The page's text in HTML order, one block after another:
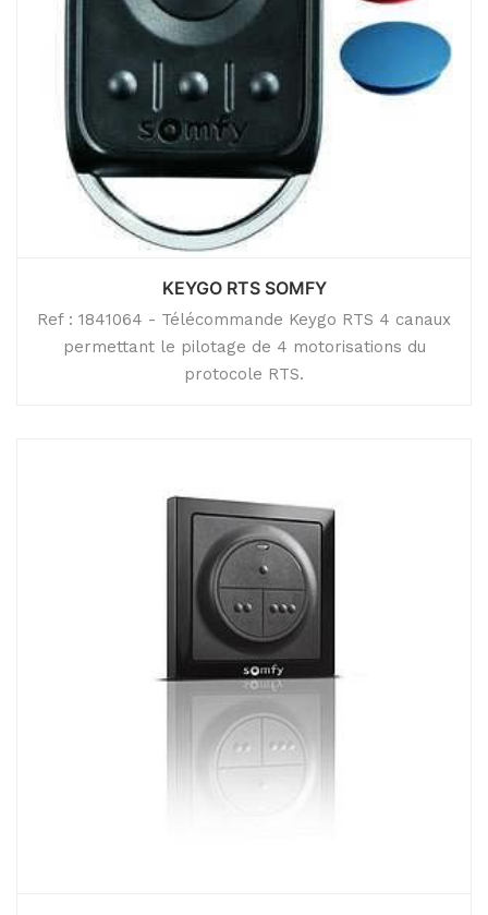
KEYGO RTS SOMFY
Ref : 1841064 - Télécommande Keygo RTS 4 canaux
permettant le pilotage de 4 motorisations du
protocole RTS.